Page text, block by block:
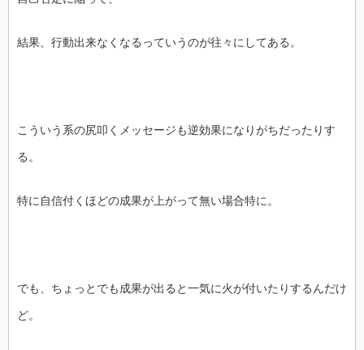
結果、行動出来なくなるっていうのが往々にしてある。
こういう系の尻叩くメッセージも逆効果になりがちだったりす
る。
特に自信付くほどの成果が上がって無い場合特に。
でも、ちょっとでも成果が出ると一気に火が付いたりするんだけ
ど。